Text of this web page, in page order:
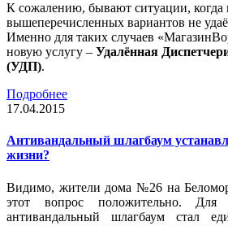
К сожалению, бывают ситуации, когда
вышеперечисленных вариантов не
Именно для таких случаев
новую услугу – Удалённая
(УДП).
Подробнее
17.04.2015
Антивандальный шлагбаум
жизни?
Видимо, жители дома №26 на
этот вопрос положительно.
антивандальный шлагбаум стал